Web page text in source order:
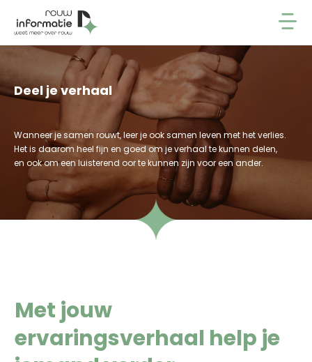
Deel je verhaal
Wanneer je samen rouwt, leer je ook samen leven met het verlies.
Het is daarom heel fijn en goed om je verhaal te kunnen delen,
en ook om een luisterend oor te kunnen zijn voor een ander.
Met jouw
ervaringsverhaal help je